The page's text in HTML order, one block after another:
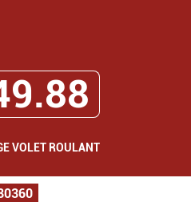
VOLET ROULANT